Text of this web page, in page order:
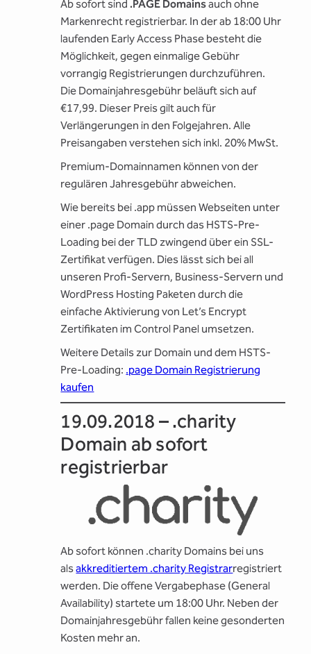
Ab sofort sind .PAGE Domainsauch ohne
Markenrecht registrierbar. In der ab 18:00 Uhr
laufenden Early Access Phase besteht die
Möglichkeit, gegen einmalige Gebühr
vorrangig Registrierungen durchzuführen.
Die Domainjahresgebühr beläuft sich auf
€17,99. Dieser Preis gilt auch für
Verlängerungen in den Folgejahren. Alle
Preisangaben verstehen sich inkl. 20% MwSt.
Premium-Domainnamen können von der
regulären Jahresgebühr abweichen.
Wie bereits bei .app müssen Webseiten unter
einer .page Domain durch das HSTS-Pre-
Loading bei der TLD zwingend über ein SSL-
Zertifikat verfügen. Dies lässt sich bei all
unseren Profi-Servern, Business-Servern und
WordPress Hosting Paketen durch die
einfache Aktivierung von Let’s Encrypt
Zertifikaten im Control Panel umsetzen.
Weitere Details zur Domain und dem HSTS-
Pre-Loading: .page Domain Registrierung
kaufen
19.09.2018 – .charity
Domain ab sofort
registrierbar
Ab sofort können .charity Domains bei uns
alsakkreditiertem .charity Registrarregistriert
werden. Die offene Vergabephase (General
Availability) startete um 18:00 Uhr. Neben der
Domainjahresgebühr fallen keine gesonderten
Kosten mehr an.